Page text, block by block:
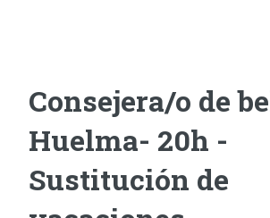
Consejera/o de
Huelma- 20h -
Sustitución de